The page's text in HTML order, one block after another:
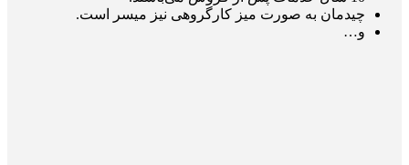
چیدمان به صورت میز کارگروهی نیز میسر است.
و…